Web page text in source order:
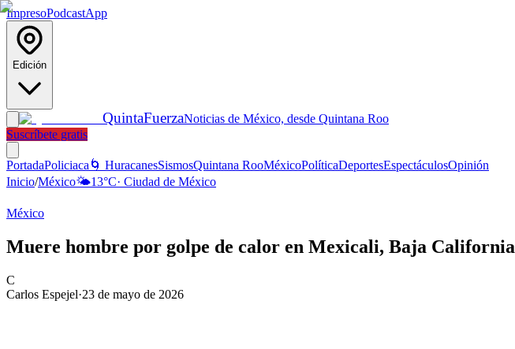
ImpresoPodcastApp
Edición
QuintaFuerzaNoticias de México, desde Quintana Roo
Suscríbete gratis
PortadaPoliciaca 🌀 HuracanesSismosQuintana RooMéxicoPolíticaDeportesEspectáculosOpinión
Inicio/México🌤️13°C· Ciudad de México
México
Muere hombre por golpe de calor en Mexicali, Baja California
C
Carlos Espejel·23 de mayo de 2026